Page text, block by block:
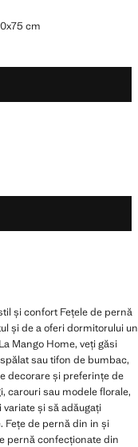
cm
50X75 CM
și confort Fețele de pernă
și de a oferi dormitorului un
Mango Home, veți găsi
sau tifon de bumbac,
decorare și preferințe de
carouri sau modele florale,
și să adăugați
Fețe de pernă din in și
pernă confecționate din